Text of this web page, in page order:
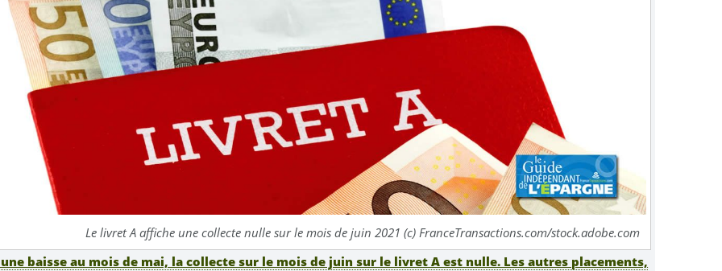
Le livret A affiche une collecte nulle sur le mois de juin 2021 (c) FranceTransactions.com/stock.adobe.com
baisse au mois de mai, la collecte sur le mois de juin sur le livret A est nulle. Les autres placements,